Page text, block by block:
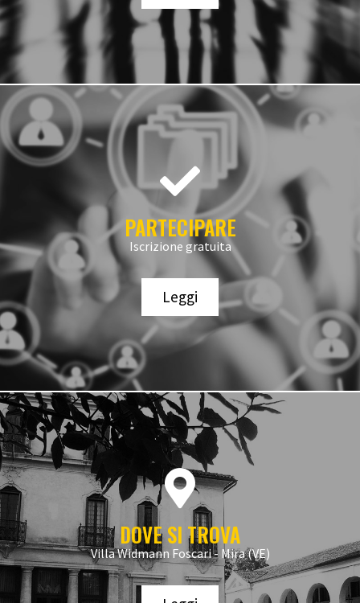
PARTECIPARE
Iscrizione gratuita
Leggi
DOVE SI TROVA
Villa Widmann Foscari - Mira (VE)